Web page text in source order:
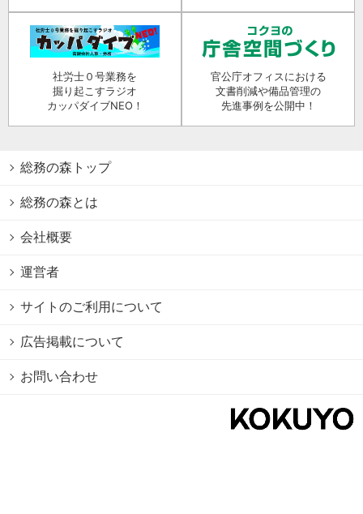
社労士０号業務を
掘り起こすラジオ
カッパダイブNEO！
官公庁オフィスにおける
文書削減や備品管理の
先進事例を公開中！
総務の森トップ
総務の森とは
会社概要
運営者
サイトのご利用について
広告掲載について
お問い合わせ